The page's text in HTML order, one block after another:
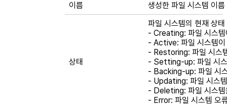
이름
생성한 파일 시스템 이름
상태
파일 시스템의 현재 상태
- Creating: 파일 시스
- Active: 파일 시스템
- Restoring: 파일 시스
- Setting-up: 파일 시
- Backing-up: 파일 시
- Updating: 파일 시스
- Deleting: 파일 시스
- Error: 파일 시스템 오